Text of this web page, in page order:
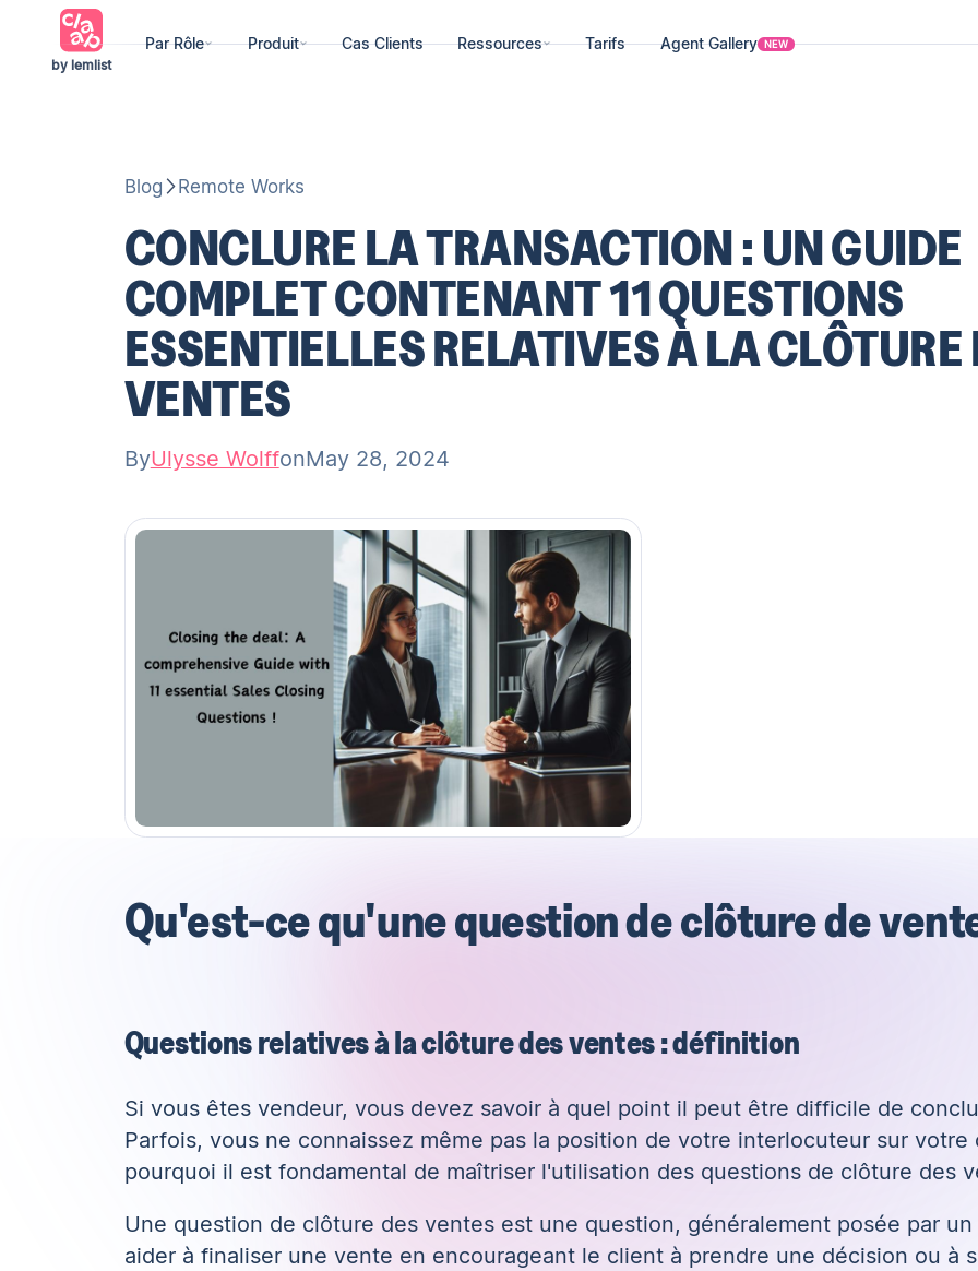
by lemlist
Par Rôle Produit Cas Clients Ressources Tarifs Agent Gallery NEW
Blog Remote Works
CONCLURE LA TRANSACTION : UN GUIDE
COMPLET CONTENANT 11 QUESTIONS
ESSENTIELLES RELATIVES À LA CLÔTURE
VENTES
ByUlysse WolffonMay 28, 2024
Qu'est-ce qu'une question de clôture de
Questions relatives à la clôture des ventes : définition
Si vous êtes vendeur, vous devez savoir à quel point il peut être difficile de
Parfois, vous ne connaissez même pas la position de votre interlocuteur sur votre
pourquoi il est fondamental de maîtriser l'utilisation des questions de clôture des
Une question de clôture des ventes est une question, généralement posée par
aider à finaliser une vente en encourageant le client à prendre une décision ou à